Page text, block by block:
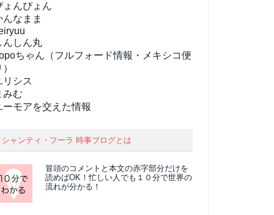
ょんぴょん
んなまま
んしん丸
ちゃん（フルフォード情報・メキシコ便
リシス
みむ
ーモアを交えた情報
シャンティ・フーラ 時事ブログとは
冒頭のコメントと本文の赤字部分だけを
読めばOK！忙しい人でも１０分で世界の
流れが分かる！